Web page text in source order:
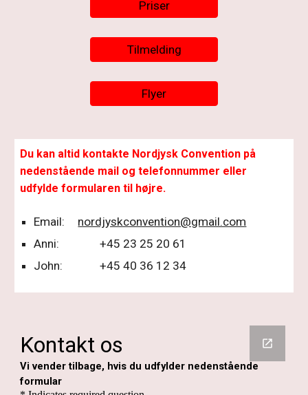
Priser
Tilmelding
Flyer
Du kan altid kontakte Nordjysk Convention på
nedenstående mail og telefonnummer eller
udfylde formularen til højre.
Email:
nordjyskconvention@gmail.com
Anni:
+45 23 25 20 61
John:
+45 40 36 12 34